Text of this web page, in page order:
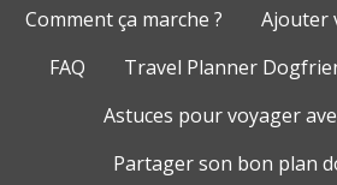
Comment ça marche ?
Ajouter
FAQ
Travel Planner
Astuces pour voyager
Partager son bon plan